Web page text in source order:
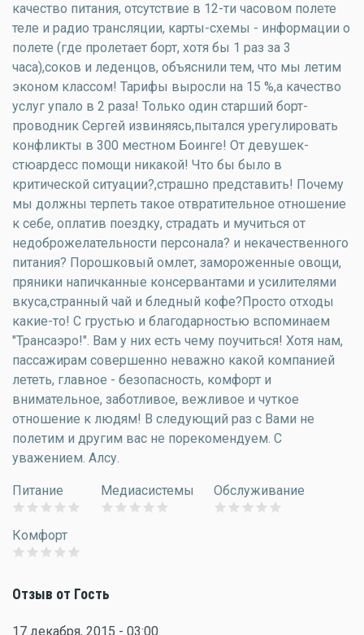
качество питания, отсутствие в 12-ти часовом полете
теле и радио трансляции, карты-схемы - информации о
полете (где пролетает борт, хотя бы 1 раз за 3
часа),соков и леденцов, объяснили тем, что мы летим
эконом классом! Тарифы выросли на 15 %,а качество
услуг упало в 2 раза! Только один старший борт-
проводник Сергей извиняясь,пытался урегулировать
конфликты в 300 местном Боинге! От девушек-
стюардесс помощи никакой! Что бы было в
критической ситуации?,страшно представить! Почему
мы должны терпеть такое отвратительное отношение
к себе, оплатив поездку, страдать и мучиться от
недоброжелательности персонала? и некачественного
питания? Порошковый омлет, замороженные овощи,
пряники напичканные консервантами и усилителями
вкуса,странный чай и бледный кофе?Просто отходы
какие-то! С грустью и благодарностью вспоминаем
"Трансаэро!". Вам у них есть чему поучиться! Хотя нам,
пассажирам совершенно неважно какой компанией
лететь, главное - безопасность, комфорт и
внимательное, заботливое, вежливое и чуткое
отношение к людям! В следующий раз с Вами не
полетим и другим вас не порекомендуем. С
уважением. Алсу.
Питание Медиасистемы Обслуживание
Комфорт
Отзыв от Гость
17 декабря, 2015 - 03:00